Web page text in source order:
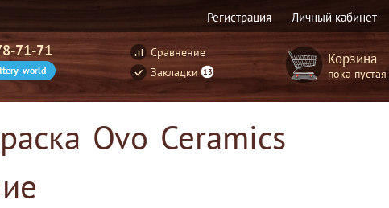
Регистрация Личный кабинет
71-71
Сравнение
Закладки13
Корзина
пока пустая
Ovo Ceramics